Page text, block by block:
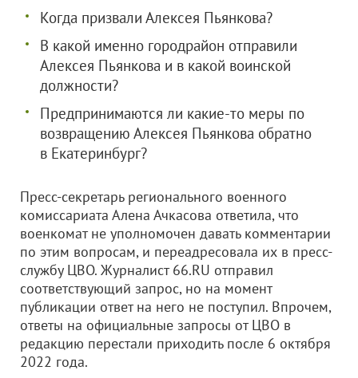
Когда призвали Алексея Пьянкова?
В какой именно городрайон отправили
Алексея Пьянкова и в какой воинской
должности?
Предпринимаются ли какие-то меры по
возвращению Алексея Пьянкова обратно
в Екатеринбург?
Пресс-секретарь регионального военного
комиссариата Алена Ачкасова ответила, что
военкомат не уполномочен давать комментарии
по этим вопросам, и переадресовала их в пресс-
службу ЦВО. Журналист 66.RU отправил
соответствующий запрос, но на момент
публикации ответ на него не поступил. Впрочем,
ответы на официальные запросы от ЦВО в
редакцию перестали приходить после 6 октября
2022 года.